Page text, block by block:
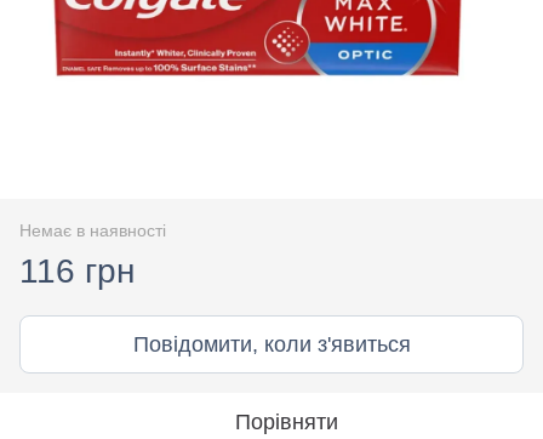
Немає в наявності
116 грн
Повідомити, коли з'явиться
Порівняти